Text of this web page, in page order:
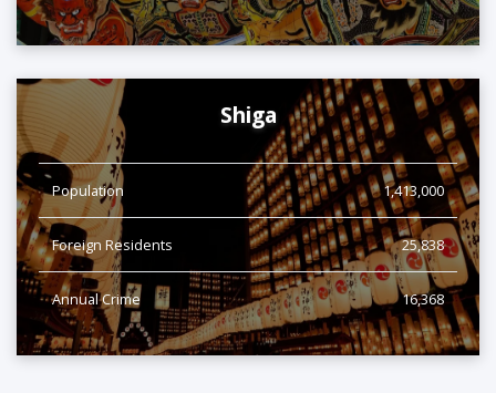
Shiga
Population 1,413,000
Foreign Residents 25,838
Annual Crime 16,368